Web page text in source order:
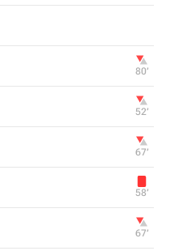
80‎’‎
52‎’‎
67‎’‎
58‎’‎
67‎’‎